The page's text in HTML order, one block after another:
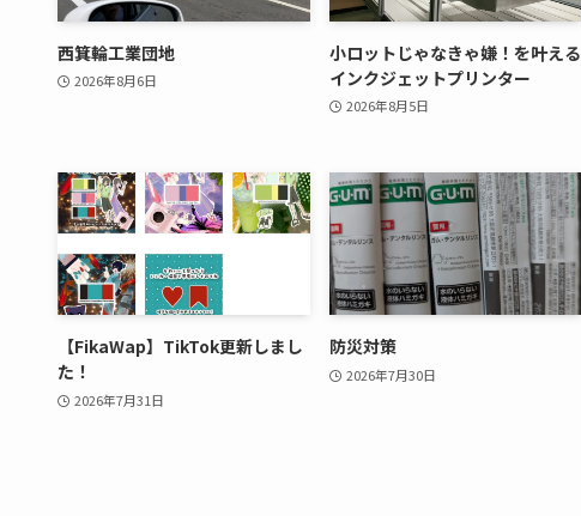
西箕輪工業団地
2026年8月6日
小ロットじゃなきゃ嫌！を叶える
インクジェットプリンター
2026年8月5日
【FikaWap】TikTok更新しまし
た！
2026年7月31日
防災対策
2026年7月30日